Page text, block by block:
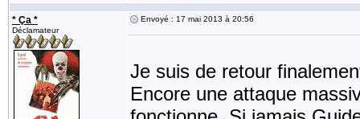
* Ça *
Déclamateur
Envoyé : 17 mai 2013 à 20:56
Je suis de retour
Encore une attaque